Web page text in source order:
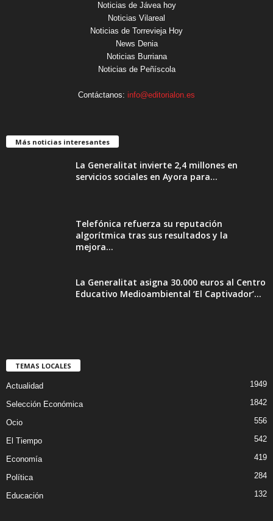
Noticias de Jávea hoy
Noticias Vilareal
Noticias de Torrevieja Hoy
News Denia
Noticias Burriana
Noticias de Peñíscola
Contáctanos: info@editorialon.es
Más noticias interesantes
La Generalitat invierte 2,4 millones en
servicios sociales en Ayora para...
Telefónica refuerza su reputación
algorítmica tras sus resultados y la
mejora...
La Generalitat asigna 30.000 euros al Centro
Educativo Medioambiental ‘El Captivador’...
TEMAS LOCALES
Actualidad 1949
Selección Económica 1842
Ocio 556
El Tiempo 542
Economía 419
Política 284
Educación 132